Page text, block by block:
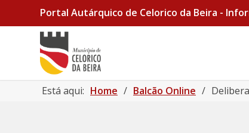
Portal Autárquico de Celorico da Beira -
Está aqui: Home / Balcão Online /